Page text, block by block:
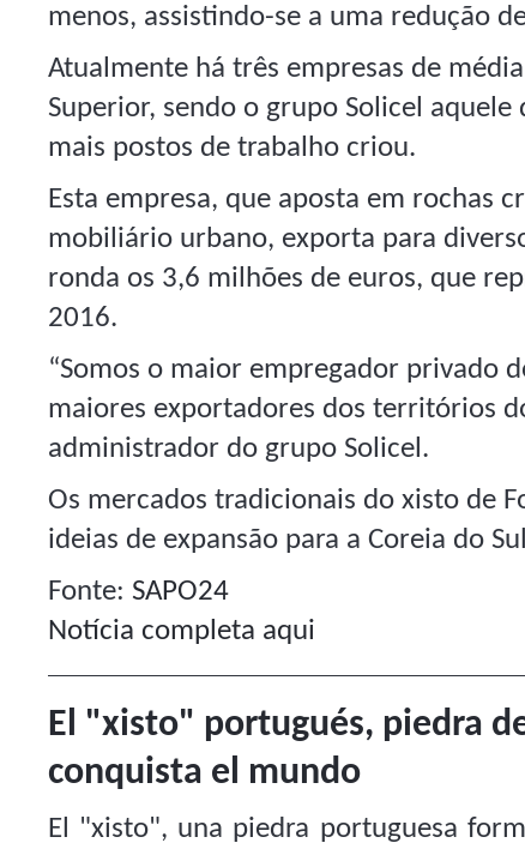
menos, assistindo-se a uma redução
Atualmente há três empresas de
Superior, sendo o grupo Solicel
mais postos de trabalho criou.
Esta empresa, que aposta em rochas
mobiliário urbano, exporta para
ronda os 3,6 milhões de euros, que
2016.
“Somos o maior empregador privado
maiores exportadores dos territórios
administrador do grupo Solicel.
Os mercados tradicionais do xisto de
ideias de expansão para a Coreia do
Fonte: SAPO24
Notícia completa aqui
El "xisto" portugués, piedra
conquista el mundo
El "xisto", una piedra portuguesa